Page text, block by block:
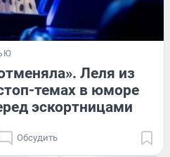
Леля из
темах в юморе
эскортницами
Обсудить